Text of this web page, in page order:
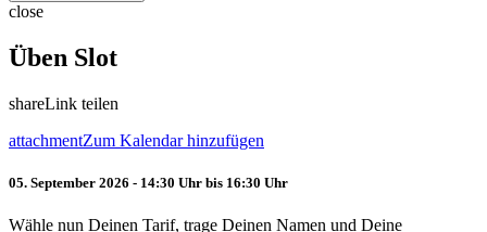
close
Üben Slot
shareLink teilen
attachmentZum Kalendar hinzufügen
05. September 2026 - 14:30 Uhr bis 16:30 Uhr
Wähle nun Deinen Tarif, trage Deinen Namen und Deine